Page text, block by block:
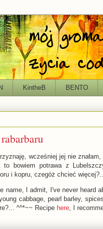
KintheB BENTO
wcześniej jej nie
bowiem potrawa z
i kopru, czegóż chcieć
name, I admit, I've never heard
cabbage, pearl barley,
^^*~~ Recipe here , I